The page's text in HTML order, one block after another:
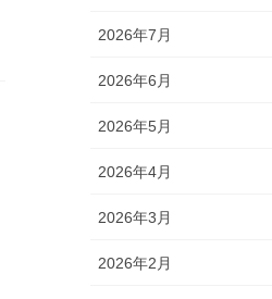
2026年7月
2026年6月
2026年5月
2026年4月
2026年3月
2026年2月